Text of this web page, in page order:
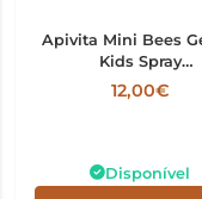
Apivita Mini Bees
Kids Spray
Desembaraçante
12,00€
Disponível